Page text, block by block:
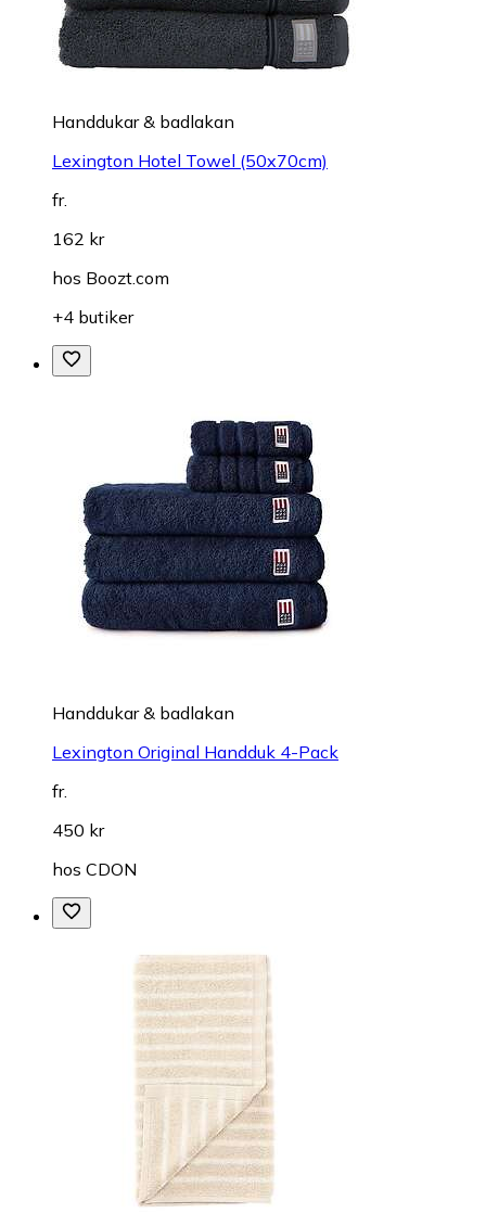
Handdukar & badlakan
Lexington Hotel Towel (50x70cm)
fr.
162 kr
hos Boozt.com
+4 butiker
Handdukar & badlakan
Lexington Original Handduk 4-Pack
fr.
450 kr
hos CDON